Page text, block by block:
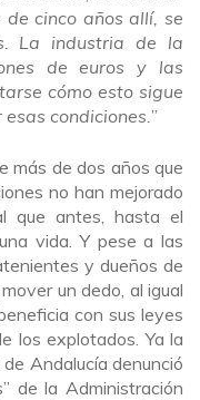
cinco años allí, se
La industria de la
de euros y las
cómo esto sigue
condiciones.”
más de dos años que
no han mejorado
que antes, hasta el
vida. Y pese a las
y dueños de
un dedo, al igual
con sus leyes
los explotados. Ya la
Andalucía denunció
de la Administración